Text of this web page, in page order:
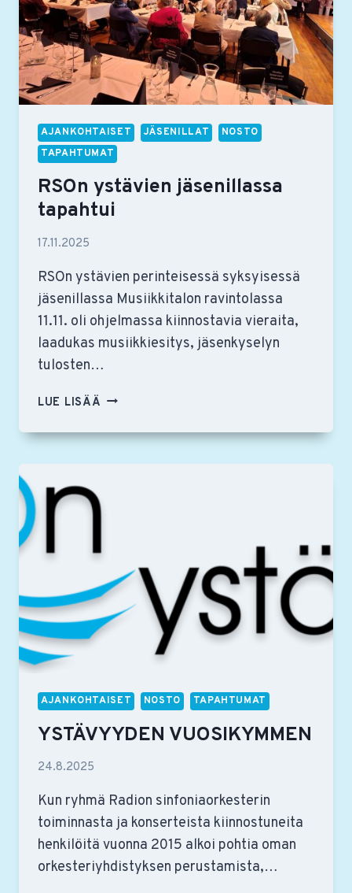
AJANKOHTAISET JÄSENILLAT
NOSTO
TAPAHTUMAT
RSOn ystävien jäsenillassa
tapahtui
17.11.2025
RSOn ystävien perinteisessä syksyisessä
jäsenillassa Musiikkitalon ravintolassa
11.11. oli ohjelmassa kiinnostavia vieraita,
laadukas musiikkiesitys, jäsenkyselyn
tulosten…
LUE LISÄÄ RSON
JÄSENILLASSA
AJANKOHTAISET NOSTO TAPAHTUMAT
YSTÄVYYDEN VUOSIKYMMEN
24.8.2025
Kun ryhmä Radion sinfoniaorkesterin
toiminnasta ja konserteista kiinnostuneita
henkilöitä vuonna 2015 alkoi pohtia oman
orkesteriyhdistyksen perustamista,…